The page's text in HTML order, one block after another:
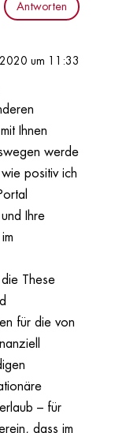
Antworten
um 11:33
Ihnen
werde
positiv ich
Ihre
These
für die von
– für
dass im